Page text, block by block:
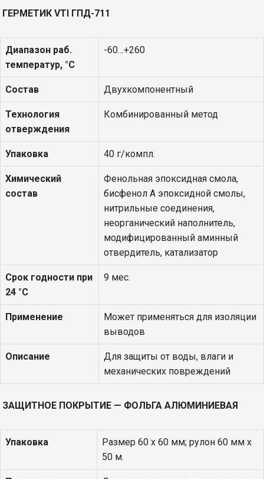
ГЕРМЕТИК VTI ГПД-711
Диапазон раб.
температур, °С
-60…+260
Состав Двухкомпонентный
Технология
отверждения
Комбинированный метод
Упаковка 40 г/компл.
Химический
состав
Фенольная эпоксидная смола,
бисфенол А эпоксидной смолы,
нитрильные соединения,
неорганический наполнитель,
модифицированный аминный
отвердитель, катализатор
Срок годности при
24 °С
9 мес.
Применение
Может применяться для изоляции
выводов
Описание
Для защиты от воды, влаги и
механических повреждений
ЗАЩИТНОЕ ПОКРЫТИЕ — ФОЛЬГА АЛЮМИНИЕВАЯ
Упаковка
Размер 60 х 60 мм; рулон 60 мм х
50 м.